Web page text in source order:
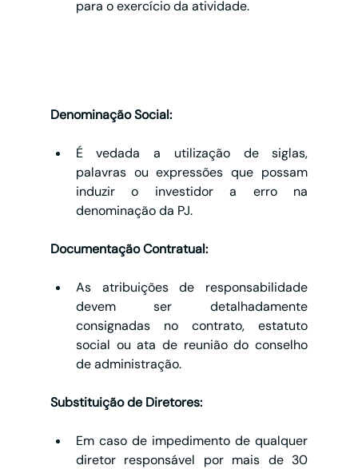
para o exercício da atividade.
Denominação Social:
É vedada a utilização de siglas,
palavras ou expressões que possam
induzir o investidor a erro na
denominação da PJ.
Documentação Contratual:
As atribuições de responsabilidade
devem ser detalhadamente
consignadas no contrato, estatuto
social ou ata de reunião do conselho
de administração.
Substituição de Diretores:
Em caso de impedimento de qualquer
diretor responsável por mais de 30